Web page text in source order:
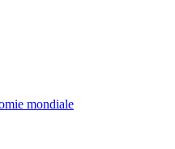
mondiale